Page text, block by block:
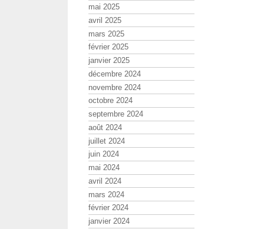
mai 2025
avril 2025
mars 2025
février 2025
janvier 2025
décembre 2024
novembre 2024
octobre 2024
septembre 2024
août 2024
juillet 2024
juin 2024
mai 2024
avril 2024
mars 2024
février 2024
janvier 2024